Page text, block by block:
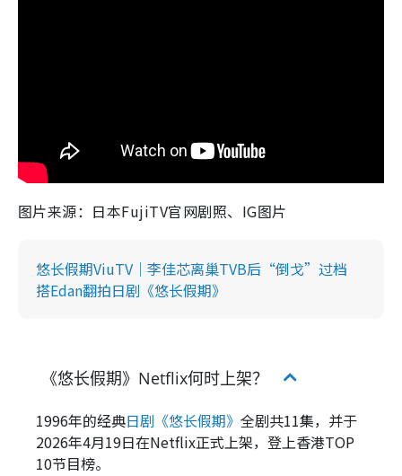
图片来源：日本FujiTV官网剧照、IG图片
悠长假期ViuTV｜李佳芯离巢TVB后“倒戈”过档
搭Edan翻拍日剧《悠长假期》
《悠长假期》Netflix何时上架？
1996年的经典日剧《悠长假期》 全剧共11集，并于
2026年4月19日在Netflix正式上架，登上香港TOP
10节目榜。